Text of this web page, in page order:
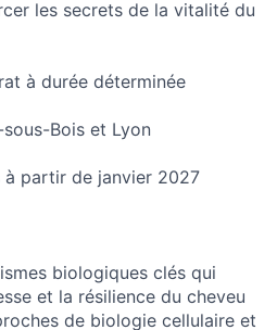
les secrets de la vitalité du
à durée déterminée
Bois et Lyon
à partir de janvier 2027
biologiques clés qui
et la résilience du cheveu
de biologie cellulaire et